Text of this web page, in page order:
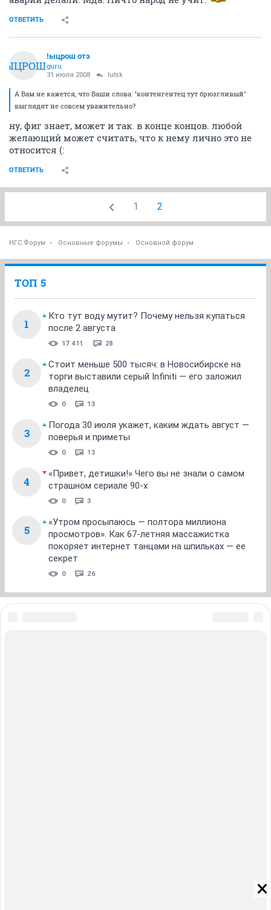
ОТВЕТИТЬ
!ЫЦРОШ
!ыцрош отэ
guru
31 июля 2008 lutsk
А Вам не кажется, что Ваши слова: "контенгентец тут брюзгливый"
выглядят не совсем уважительно?
ну, фиг знает, может и так. в конце концов. любой
желающий может считать, что к нему лично это не
относится (:
ОТВЕТИТЬ
1 2
НГС.Форум Основные форумы Основной форум
ТОП 5
1
Кто тут воду мутит? Почему нельзя купаться
после 2 августа
17 411 28
2
Стоит меньше 500 тысяч: в Новосибирске на
торги выставили серый Infiniti — его заложил
владелец
0 13
3
Погода 30 июля укажет, каким ждать август —
поверья и приметы
0 13
4
«Привет, детишки!» Чего вы не знали о самом
страшном сериале 90-х
0 3
5
«Утром просыпаюсь — полтора миллиона
просмотров». Как 67-летняя массажистка
покоряет интернет танцами на шпильках — ее
секрет
0 26